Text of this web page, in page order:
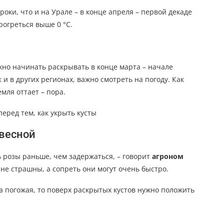
что и на Урале – в конце апреля – первой декаде
выше 0 °С.
начинать раскрывать в конце марта – начале
в других регионах, важно смотреть на погоду. Как
оттает – пора.
тем, как укрыть кусты
раньше, чем задержаться, – говорит агроном
страшны, а сопреть они могут очень быстро.
то поверх раскрытых кустов нужно положить